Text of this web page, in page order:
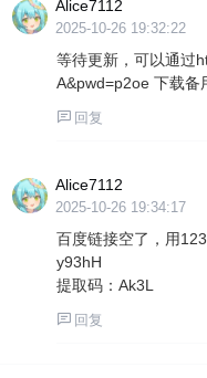
Alice7112
2025-10-26 19:32:22
等待更新，可以通过
A&pwd=p2oe 下载备
回复
Alice7112
2025-10-26 19:34:17
百度链接空了，用123
y93hH
提取码：Ak3L
回复